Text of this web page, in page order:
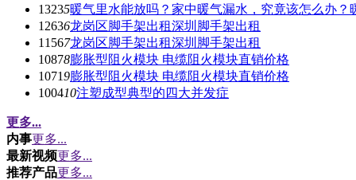
13235暖气里水能放吗？家中暖气漏水，究竟该怎么办？
12636龙岗区脚手架出租深圳脚手架出租
11567龙岗区脚手架出租深圳脚手架出租
10878膨胀型阻火模块 电缆阻火模块直销价格
10719膨胀型阻火模块 电缆阻火模块直销价格
100410注塑成型典型的四大并发症
更多...
内事更多...
最新视频更多...
推荐产品更多...